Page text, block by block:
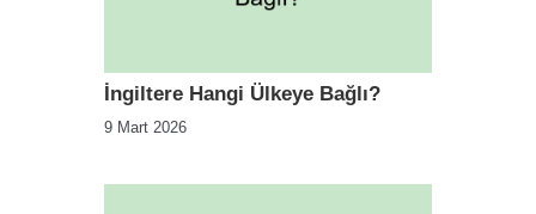
İngiltere Hangi Ülkeye Bağlı?
9 Mart 2026